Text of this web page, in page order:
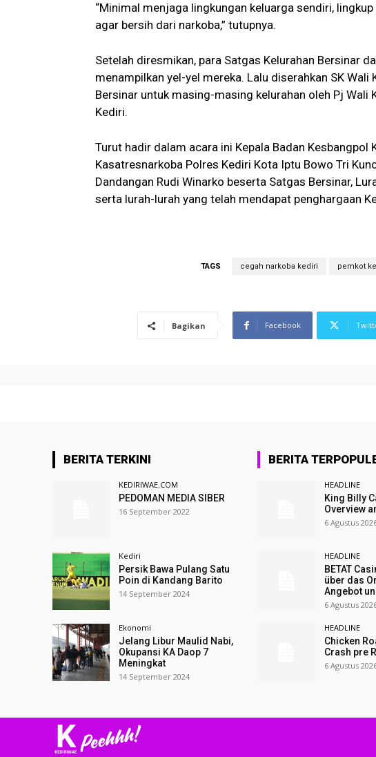
“Minimal menjaga lingkungan keluarga sendiri,
agar bersih dari narkoba,” tutupnya.
Setelah diresmikan, para Satgas Kelurahan Bersinar
menampilkan yel-yel mereka. Lalu diserahkan SK
Bersinar untuk masing-masing kelurahan oleh Pj Wali
Kediri.
Turut hadir dalam acara ini Kepala Badan Kesbangpol
Kasatresnarkoba Polres Kediri Kota Iptu Bowo Tri
Dandangan Rudi Winarko beserta Satgas Bersinar,
serta lurah-lurah yang telah mendapat penghargaan
TAGS cegah narkoba kediri pemkot
Bagikan Facebook
BERITA TERKINI
KEDIRIWAE.COM
PEDOMAN MEDIA SIBER
16 September 2022
Kediri
Persik Bawa Pulang Satu
Poin di Kandang Barito
14 September 2024
Ekonomi
Jelang Libur Maulid Nabi,
Okupansi KA Daop 7
Meningkat
14 September 2024
BERITA
HEADLINE
King Billy
Overview
6 Agustus
HEADLINE
BETAT
über das
Angebot
6 Agustus
HEADLINE
Chicken
Crash pre
6 Agustus